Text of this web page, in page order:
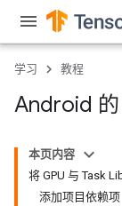
学习 教程
Android
本页内容
将 GPU 与 Task
添加项目依赖项